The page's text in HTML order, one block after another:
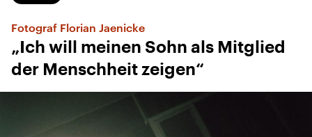
Fotograf Florian Jaenicke
„Ich will meinen Sohn als Mitglied
der Menschheit zeigen“